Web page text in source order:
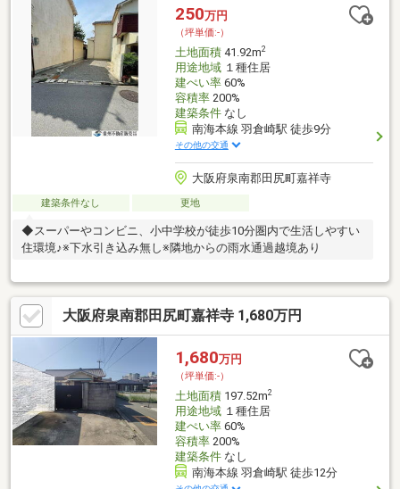
として購入される場合には、所得税法に基づき売買代金の10.21％
を源泉徴収し、税務署へ納付する義務が生じる可能性がありま
す。 源泉徴収の要否は買主様の状況によ…
250万円
（坪単価:-）
土地面積41.92m2
用途地域１種住居
建ぺい率60%
容積率200%
建築条件なし
南海本線 羽倉崎駅 徒歩9分
その他の交通
大阪府泉南郡田尻町嘉祥寺
建築条件なし 更地
◆スーパーやコンビニ、小中学校が徒歩10分圏内で生活しやすい
住環境♪※下水引き込み無し※隣地からの雨水通過越境あり
大阪府泉南郡田尻町嘉祥寺 1,680万円
1,680万円
（坪単価:-）
土地面積197.52m2
用途地域１種住居
建ぺい率60%
容積率200%
建築条件なし
南海本線 羽倉崎駅 徒歩12分